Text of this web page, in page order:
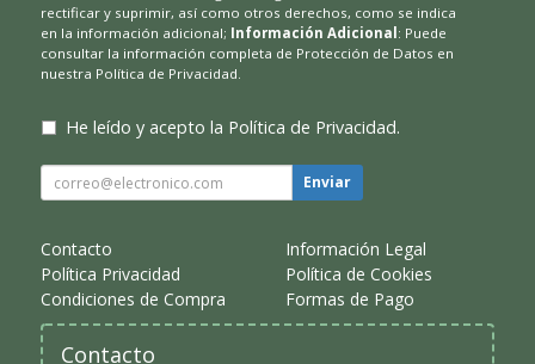
rectificar y suprimir, así como otros derechos, como se indica
en la información adicional; Información Adicional : Puede
consultar la información completa de Protección de Datos en
nuestra Política de Privacidad.
He leído y acepto la Política de Privacidad.
Enviar
Contacto
Información Legal
Política Privacidad
Política de Cookies
Condiciones de Compra
Formas de Pago
Contacto